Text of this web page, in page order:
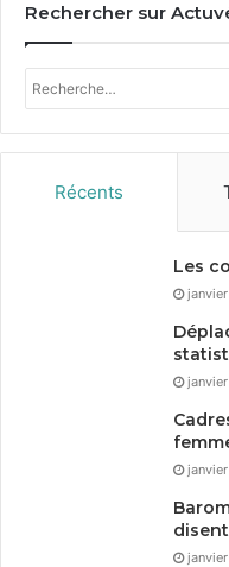
Rechercher sur
Récents
Les